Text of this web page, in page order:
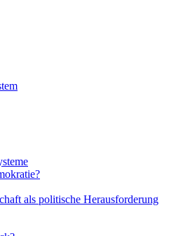
als politische Herausforderung